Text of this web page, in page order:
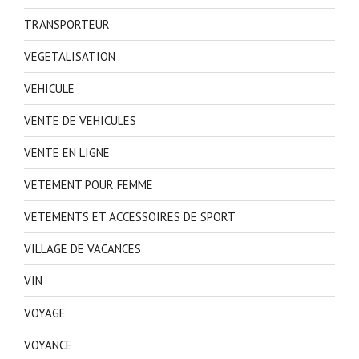
TRANSPORTEUR
VEGETALISATION
VEHICULE
VENTE DE VEHICULES
VENTE EN LIGNE
VETEMENT POUR FEMME
VETEMENTS ET ACCESSOIRES DE SPORT
VILLAGE DE VACANCES
VIN
VOYAGE
VOYANCE